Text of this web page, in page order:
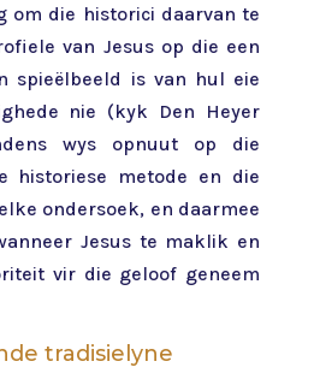
om die historici daarvan te
van Jesus op die een
spieëlbeeld is van hul eie
nie (kyk Den Heyer
wys opnuut op die
historiese metode en die
ondersoek, en daarmee
Jesus te maklik en
vir die geloof geneem
tradisielyne